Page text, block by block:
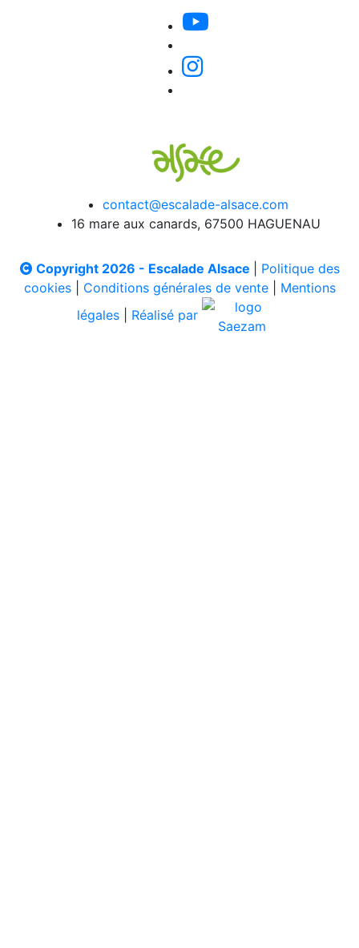
contact@escalade-alsace.com
16 mare aux canards, 67500 HAGUENAU
Copyright 2026 - Escalade Alsace
Politique des
cookies| Conditions générales de vente| Mentions
légales
Réalisé par